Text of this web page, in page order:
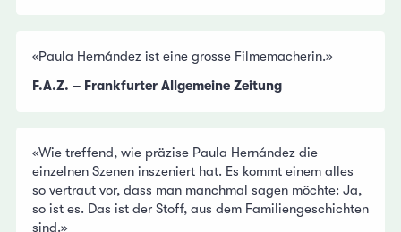
«Paula Hernández ist eine grosse Filmemacherin.»
F.A.Z. – Frankfurter Allgemeine Zeitung
«Wie treffend, wie präzise Paula Hernández die
einzelnen Szenen inszeniert hat. Es kommt einem alles
so vertraut vor, dass man manchmal sagen möchte: Ja,
so ist es. Das ist der Stoff, aus dem Familiengeschichten
sind.»